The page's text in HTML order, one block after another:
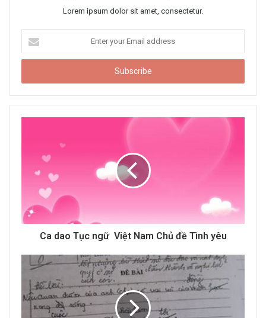
Lorem ipsum dolor sit amet, consectetur.
t
r
y
a
d
Ca dao Tục ngữ Việt Nam Chủ đề Tình yêu